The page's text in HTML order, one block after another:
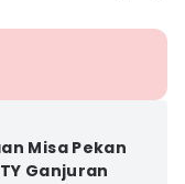
Misa Pekan
Ganjuran